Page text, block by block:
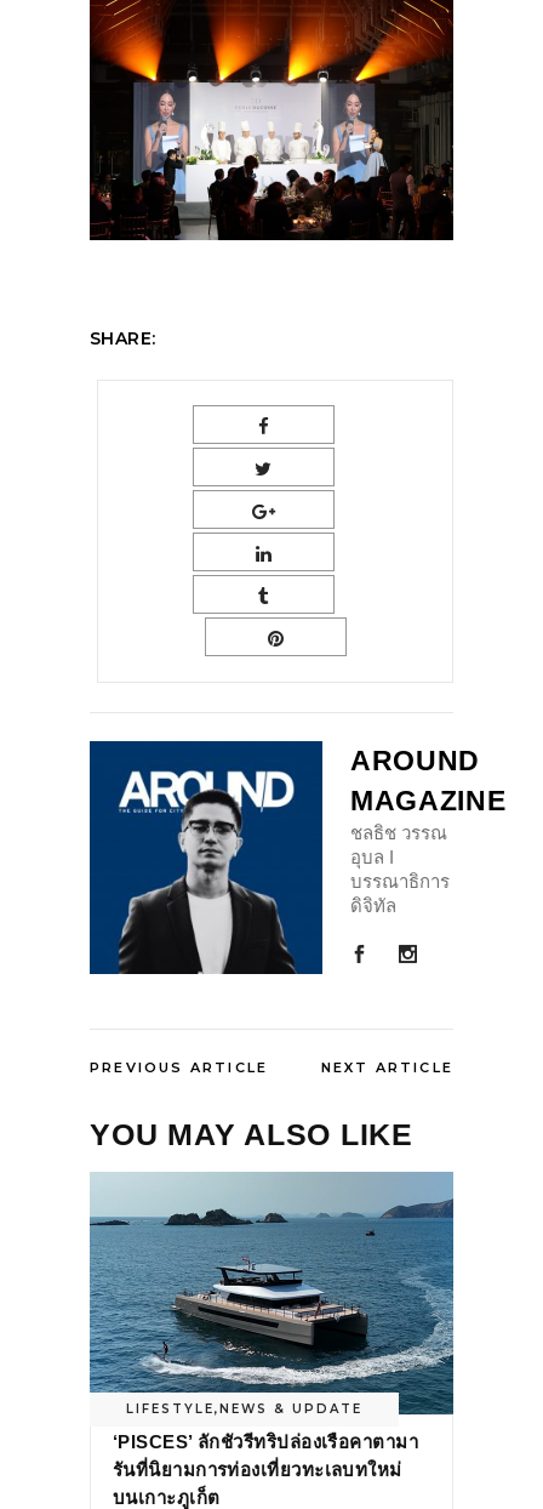
SHARE:
AROUND
MAGAZINE
ชลธิช วรรณ
อุบล I
บรรณาธิการ
ดิจิทัล
PREVIOUS ARTICLE NEXT ARTICLE
YOU MAY ALSO LIKE
LIFESTYLE,NEWS & UPDATE
‘PISCES’ ลักชัวรีทริปล่องเรือคาตามา
รันที่นิยามการท่องเที่ยวทะเลบทใหม่
บนเกาะภูเก็ต